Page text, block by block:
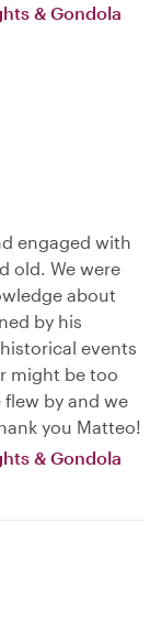
& Gondola
engaged with
old. We were
about
by his
events
might be too
by and we
you Matteo!
& Gondola